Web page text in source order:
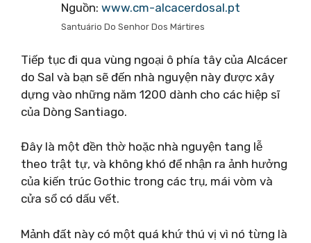
Nguồn: www.cm-alcacerdosal.pt
Santuário Do Senhor Dos Mártires
Tiếp tục đi qua vùng ngoại ô phía tây của Alcácer
do Sal và bạn sẽ đến nhà nguyện này được xây
dựng vào những năm 1200 dành cho các hiệp sĩ
của Dòng Santiago.
Đây là một đền thờ hoặc nhà nguyện tang lễ
theo trật tự, và không khó để nhận ra ảnh hưởng
của kiến ​​trúc Gothic trong các trụ, mái vòm và
cửa sổ có dấu vết.
Mảnh đất này có một quá khứ thú vị vì nó từng là